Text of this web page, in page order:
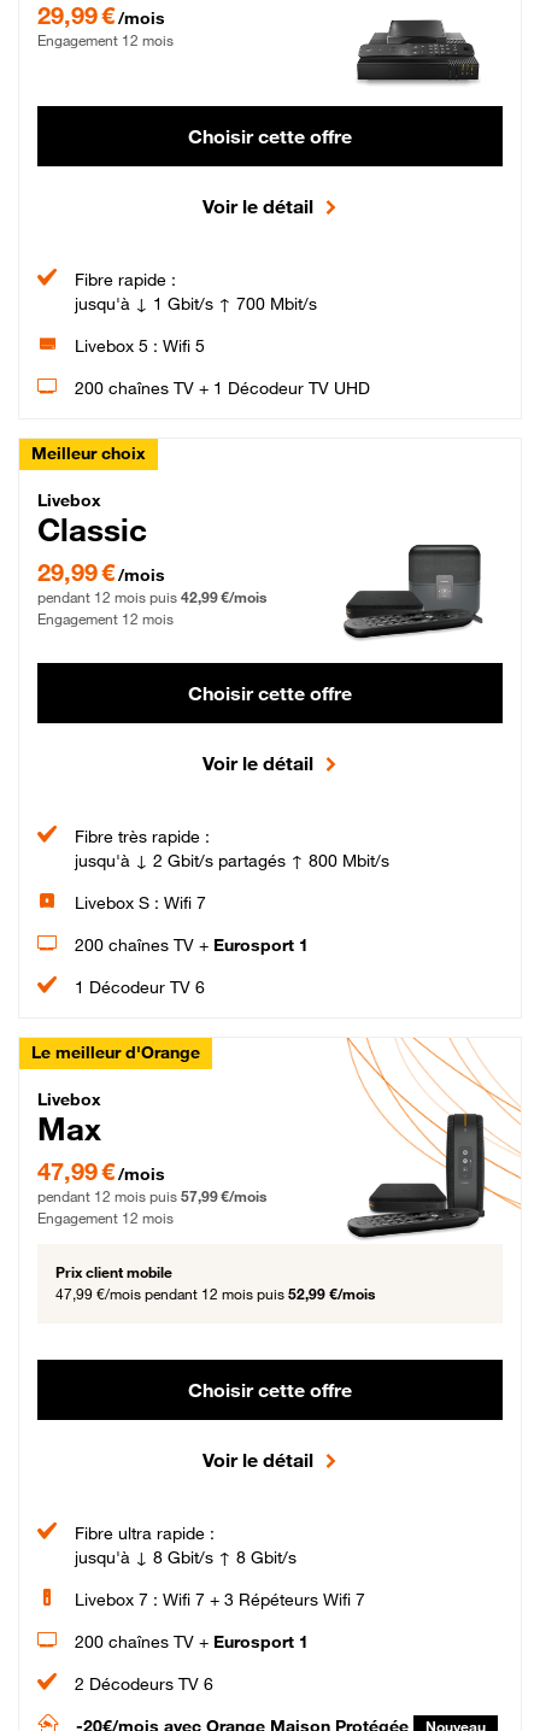
29,99 €/mois
Engagement 12 mois
Choisir cette offre
Voir le détail
Fibre rapide :
jusqu'à ↓ 1 Gbit/s ↑ 700 Mbit/s
Livebox 5 : Wifi 5
200 chaînes TV + 1 Décodeur TV UHD
Meilleur choix
Livebox Classic Fibre
Livebox
Classic
29,99 € par mois pendant 12 mois puis 42,99 € par mois, Engagement 12 mois
29,99 €/mois
pendant 12 mois puis 42,99 €/mois
Engagement 12 mois
Choisir cette offre
Voir le détail
Fibre très rapide :
jusqu'à ↓ 2 Gbit/s partagés ↑ 800 Mbit/s
Livebox S : Wifi 7
200 chaînes TV + Eurosport 1
1 Décodeur TV 6
Le meilleur d'Orange
Livebox Max Fibre
Livebox
Max
47,99 € par mois pendant 12 mois puis 57,99 € par mois, Engagement 12 mois
47,99 €/mois
pendant 12 mois puis 57,99 €/mois
Engagement 12 mois
Prix client mobile
47,99 €/mois pendant 12 mois puis 52,99 €/mois
Choisir cette offre
Voir le détail
Fibre ultra rapide :
jusqu'à ↓ 8 Gbit/s ↑ 8 Gbit/s
Livebox 7 : Wifi 7 + 3 Répéteurs Wifi 7
200 chaînes TV + Eurosport 1
2 Décodeurs TV 6
-20€/mois avec Orange Maison Protégée Nouveau